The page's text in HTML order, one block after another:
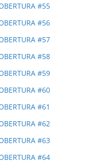
#55
#56
#57
#58
#59
#60
#61
#62
#63
#64